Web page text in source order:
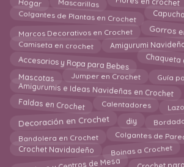
Hogar Mascarillas
Colgantes de Plantas en Crochet
Marcos Decorativos en Crochet Gorros
Camiseta en crochet Amigurumi
Accesorios y Ropa para Bebes
Mascotas Jumper en Crochet Guía
Amigurumis e Ideas Navideñas en Crochet
Faldas en Crochet Calentadores
Decoración en Crochet diy
Bandolera en Crochet Colgantes de
Crochet Navidadeño Boinas a Crochet
Crochet